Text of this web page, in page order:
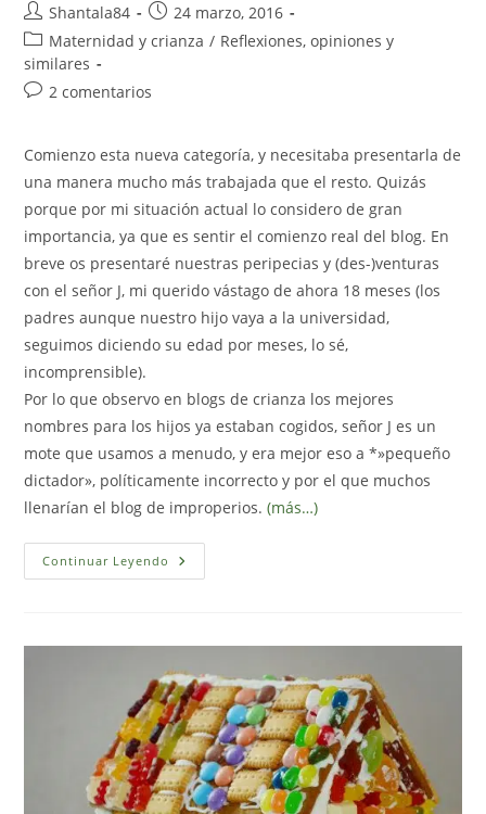
Autor
de
la
entrada:
Shantala84
Publicación
de
24 marzo, 2016
Categoría
de
la
Maternidad y crianza / Reflexiones, opiniones y
similares
Comentarios
entrada:
2 comentarios
Comienzo esta nueva categoría, y necesitaba presentarla de
una manera mucho más trabajada que el resto. Quizás
porque por mi situación actual lo considero de gran
importancia, ya que es sentir el comienzo real del blog. En
breve os presentaré nuestras peripecias y (des-)venturas
con el señor J, mi querido vástago de ahora 18 meses (los
padres aunque nuestro hijo vaya a la universidad,
seguimos diciendo su edad por meses, lo sé,
incomprensible).
Por lo que observo en blogs de crianza los mejores
nombres para los hijos ya estaban cogidos, señor J es un
mote que usamos a menudo, y era mejor eso a *»pequeño
dictador», políticamente incorrecto y por el que muchos
llenarían el blog de improperios.(más…)
Continuar Leyendo Manifiéstate